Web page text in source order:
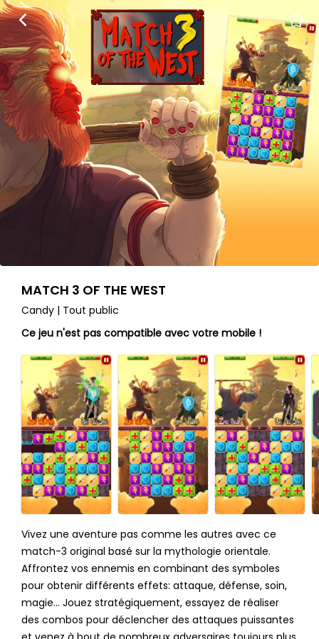
MATCH 3 OF THE WEST
Candy | Tout public
Ce jeu n'est pas compatible avec votre mobile !
Vivez une aventure pas comme les autres avec ce
match-3 original basé sur la mythologie orientale.
Affrontez vos ennemis en combinant des symboles
pour obtenir différents effets: attaque, défense, soin,
magie... Jouez stratégiquement, essayez de réaliser
des combos pour déclencher des attaques puissantes